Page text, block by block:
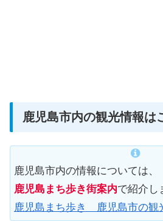
鹿児島市内の観光情報は
鹿児島市内の情報については、
鹿児島まち歩き街案内で紹介し
鹿児島まち歩き 鹿児島市の観